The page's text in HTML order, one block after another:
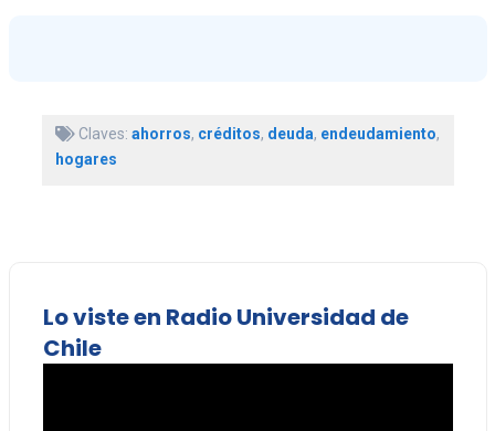
Claves: ahorros, créditos, deuda, endeudamiento,
hogares
Lo viste en Radio Universidad de
Chile